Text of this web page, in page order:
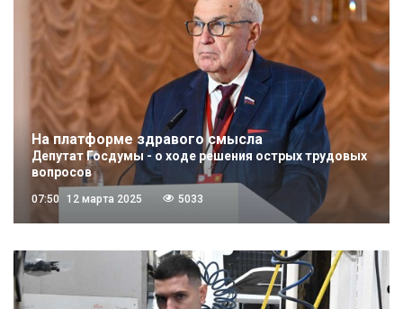
На платформе здравого смысла
Депутат Госдумы - о ходе решения острых трудовых
вопросов
07:50 12 марта 2025 5033